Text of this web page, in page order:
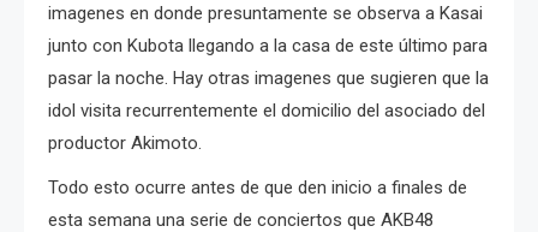
imagenes en donde presuntamente se observa a Kasai
junto con Kubota llegando a la casa de este último para
pasar la noche. Hay otras imagenes que sugieren que la
idol visita recurrentemente el domicilio del asociado del
productor Akimoto.
Todo esto ocurre antes de que den inicio a finales de
esta semana una serie de conciertos que AKB48